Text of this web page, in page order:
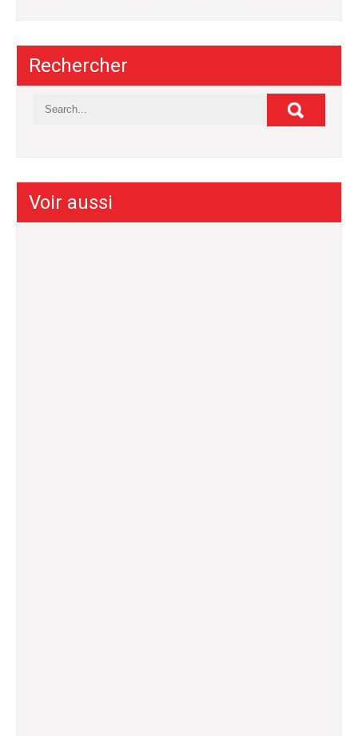
Rechercher
Voir aussi